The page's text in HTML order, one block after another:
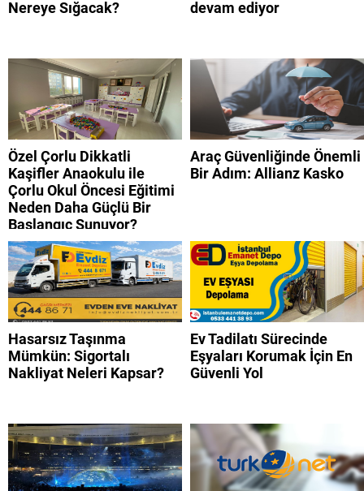
Nereye Sığacak?
devam ediyor
Özel Çorlu Dikkatli
Kaşifler Anaokulu ile
Çorlu Okul Öncesi Eğitimi
Neden Daha Güçlü Bir
Başlangıç Sunuyor?
Araç Güvenliğinde Önemli
Bir Adım: Allianz Kasko
Hasarsız Taşınma
Mümkün: Sigortalı
Nakliyat Neleri Kapsar?
Ev Tadilatı Sürecinde
Eşyaları Korumak İçin En
Güvenli Yol